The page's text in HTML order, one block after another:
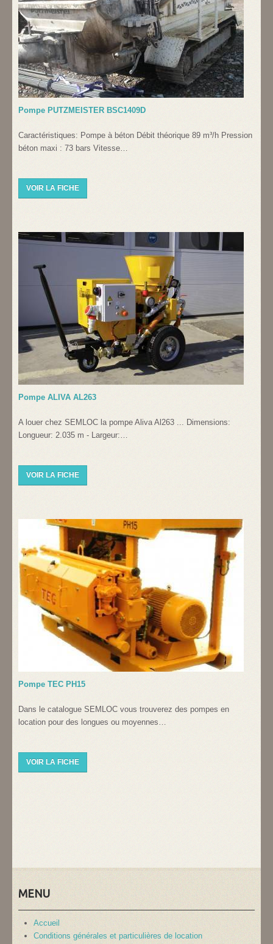
Pompe PUTZMEISTER BSC1409D
Caractéristiques: Pompe à béton Débit théorique 89 m³/h Pression
béton maxi : 73 bars Vitesse…
VOIR LA FICHE
Pompe ALIVA AL263
A louer chez SEMLOC la pompe Aliva Al263 ... Dimensions:
Longueur: 2.035 m - Largeur:…
VOIR LA FICHE
Pompe TEC PH15
Dans le catalogue SEMLOC vous trouverez des pompes en
location pour des longues ou moyennes…
VOIR LA FICHE
MENU
Accueil
Conditions générales et particulières de location